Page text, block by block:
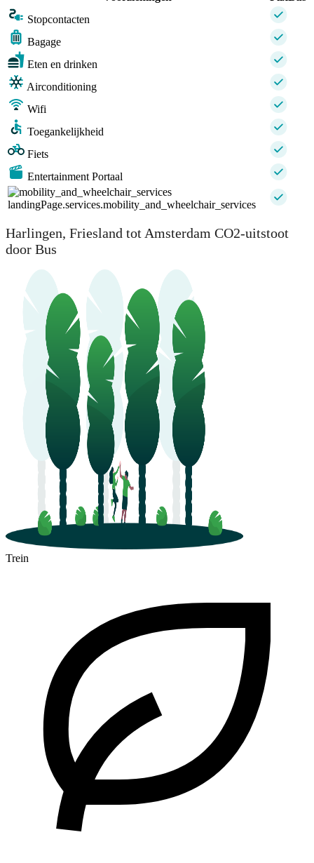
Stopcontacten
Bagage
Eten en drinken
Airconditioning
Wifi
Toegankelijkheid
Fiets
Entertainment Portaal
landingPage.services.mobility_and_wheelchair_services
Harlingen, Friesland tot Amsterdam CO2-uitstoot
door Bus
Trein